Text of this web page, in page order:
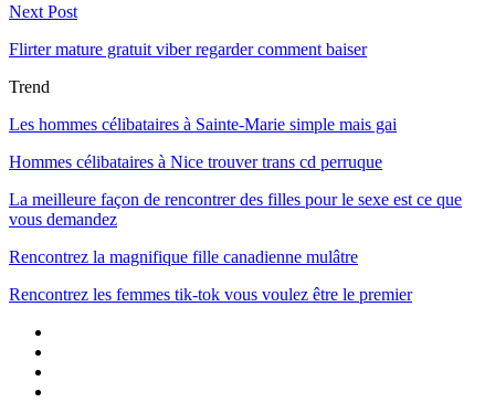
Next Post
Flirter mature gratuit viber regarder comment baiser
Trend
Les hommes célibataires à Sainte-Marie simple mais gai
Hommes célibataires à Nice trouver trans cd perruque
La meilleure façon de rencontrer des filles pour le sexe est ce que
vous demandez
Rencontrez la magnifique fille canadienne mulâtre
Rencontrez les femmes tik-tok vous voulez être le premier